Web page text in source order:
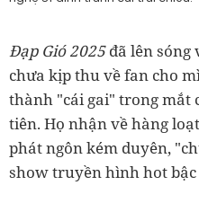
Đạp Gió 2025đã lên sóng
chưa kịp thu về fan cho
thành "cái gai" trong mắt
tiên. Họ nhận về hàng
phát ngôn kém duyên,
show truyền hình hot